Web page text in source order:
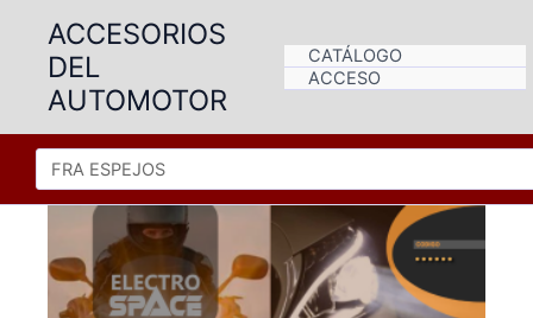
contenido
ACCESORIOS
DEL
AUTOMOTOR
CATÁLOGO
ACCESO